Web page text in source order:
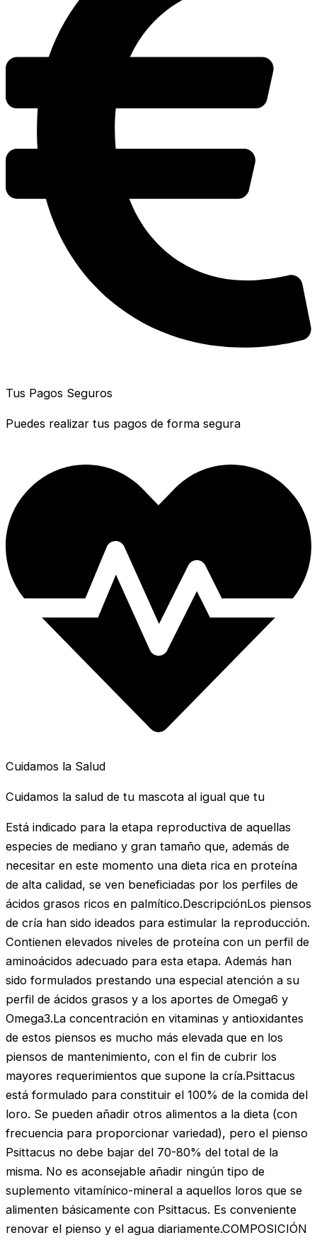
Tus Pagos Seguros
Puedes realizar tus pagos de forma segura
Cuidamos la Salud
Cuidamos la salud de tu mascota al igual que tu
Está indicado para la etapa reproductiva de aquellas
especies de mediano y gran tamaño que, además de
necesitar en este momento una dieta rica en proteína
de alta calidad, se ven beneficiadas por los perfiles de
ácidos grasos ricos en palmítico.DescripciónLos piensos
de cría han sido ideados para estimular la reproducción.
Contienen elevados niveles de proteína con un perfil de
aminoácidos adecuado para esta etapa. Además han
sido formulados prestando una especial atención a su
perfil de ácidos grasos y a los aportes de Omega6 y
Omega3.La concentración en vitaminas y antioxidantes
de estos piensos es mucho más elevada que en los
piensos de mantenimiento, con el fin de cubrir los
mayores requerimientos que supone la cría.Psittacus
está formulado para constituir el 100% de la comida del
loro. Se pueden añadir otros alimentos a la dieta (con
frecuencia para proporcionar variedad), pero el pienso
Psittacus no debe bajar del 70-80% del total de la
misma. No es aconsejable añadir ningún tipo de
suplemento vitamínico-mineral a aquellos loros que se
alimenten básicamente con Psittacus. Es conveniente
renovar el pienso y el agua diariamente.COMPOSICIÓN